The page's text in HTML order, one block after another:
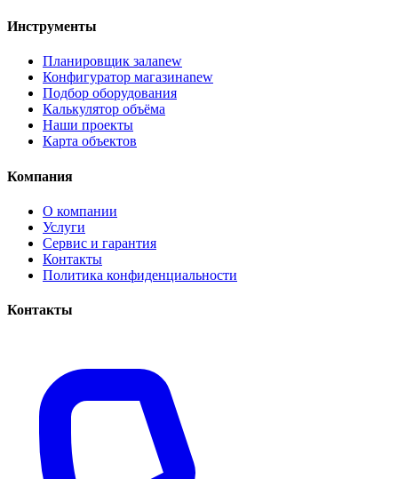
Инструменты
Планировщик залаnew
Конфигуратор магазинаnew
Подбор оборудования
Калькулятор объёма
Наши проекты
Карта объектов
Компания
О компании
Услуги
Сервис и гарантия
Контакты
Политика конфиденциальности
Контакты